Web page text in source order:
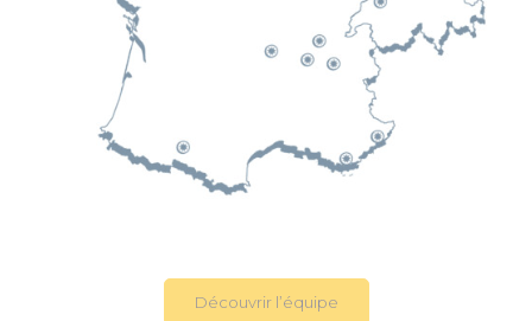
Découvrir l’équipe